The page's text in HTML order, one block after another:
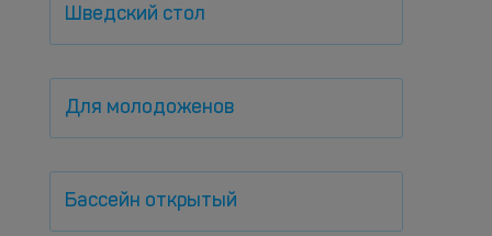
Шведский стол
Для молодоженов
Бассейн открытый